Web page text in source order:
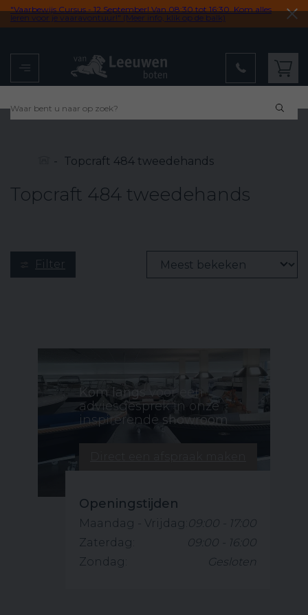
"Vaarbewijs Cursus - 12 September! Van 08:30 tot 16:30. Kom alles
leren voor je vaaravontuur!" (Meer info, klik op de balk)
Menu
- Topcraft 484 tweedehands
Topcraft 484 tweedehands
Filter
Kom langs voor een
adviesgesprek in onze
inspirerende showroom
Openingstijden
Maandag - Vrijdag: 09:00 - 17:00
Zaterdag:
09:00 - 16:00
Zondag:
Gesloten